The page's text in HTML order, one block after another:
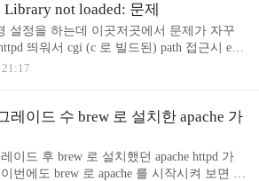
사이트에서 https를 사용하
지도 모르겠습니다. 요즘
기본 https로 접근되도록 바
번이라도 접속하고 나면 ht
로 https로 바꿔버리기도
이 좋겠습니다. 일단 웹서
인증서가 필..
not loaded: 문제
설정을 하는데 이곳저곳에서 문제가 자꾸
띄워서 cgi (c 로 빌드된) path 접근시 err
loaded: xxx.dylib 문제가 발생했다. 예전에
cgi 를 직접 실행 시켰을때는 실행이 잘 되
의 SetEnv DYLD_LIBRARY_PATH 설정 Set
/some/where/lib 이렇게 해 주면 httpd 에
레이드 수 brew 로 설치한 apache 가
이드 후 brew 로 설치했던 apache httpd 가
번에도 brew 로 apache 를 시작시켜 보면 잘